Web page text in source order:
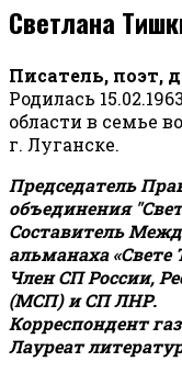
Светлана
Писатель, поэт,
Родилась
области в семье
г. Луганске.
Председатель
объединения
Составитель
альманаха «Свете
Член СП России,
(МСП) и СП ЛНР.
Корреспондент
Лауреат